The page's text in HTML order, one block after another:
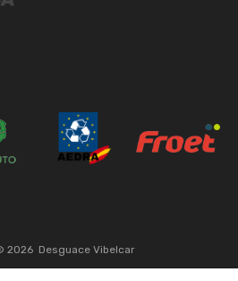
2026 Desguace Vibelcar